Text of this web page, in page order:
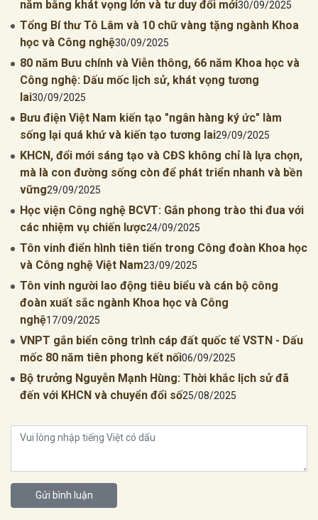
năm bằng khát vọng lớn và tư duy đổi mới30/09/2025
Tổng Bí thư Tô Lâm và 10 chữ vàng tặng ngành Khoa
học và Công nghệ30/09/2025
80 năm Bưu chính và Viễn thông, 66 năm Khoa học và
Công nghệ: Dấu mốc lịch sử, khát vọng tương
lai30/09/2025
Bưu điện Việt Nam kiến tạo "ngân hàng ký ức" làm
sống lại quá khứ và kiến tạo tương lai29/09/2025
KHCN, đổi mới sáng tạo và CĐS không chỉ là lựa chọn,
mà là con đường sống còn để phát triển nhanh và bền
vững29/09/2025
Học viện Công nghệ BCVT: Gắn phong trào thi đua với
các nhiệm vụ chiến lược24/09/2025
Tôn vinh điển hình tiên tiến trong Công đoàn Khoa học
và Công nghệ Việt Nam23/09/2025
Tôn vinh người lao động tiêu biểu và cán bộ công
đoàn xuất sắc ngành Khoa học và Công
nghệ17/09/2025
VNPT gắn biển công trình cáp đất quốc tế VSTN - Dấu
mốc 80 năm tiên phong kết nối06/09/2025
Bộ trưởng Nguyễn Mạnh Hùng: Thời khắc lịch sử đã
đến với KHCN và chuyển đổi số25/08/2025
Gửi bình luận